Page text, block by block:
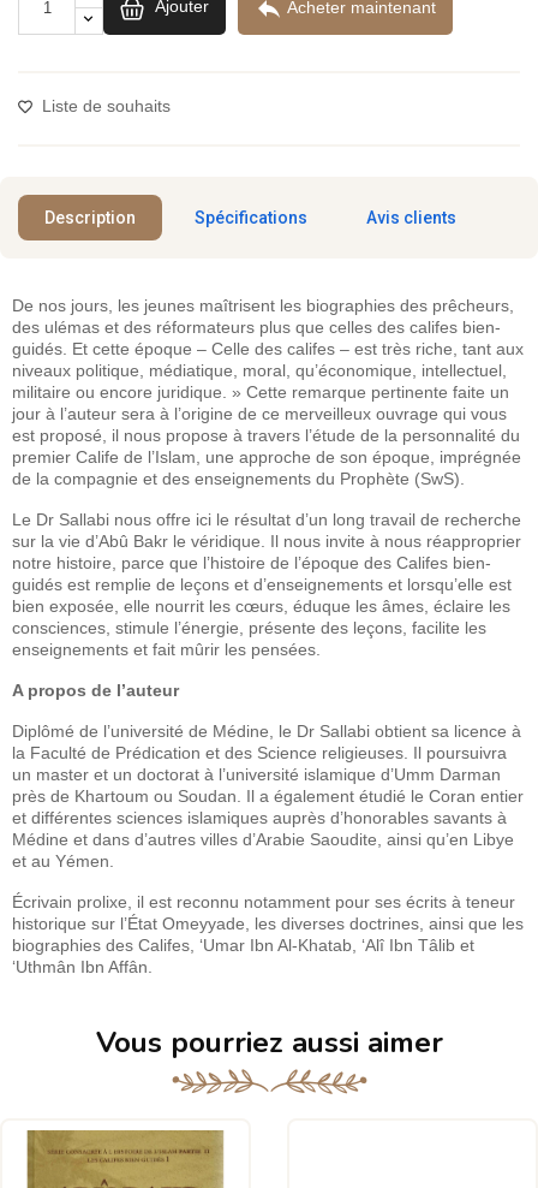
Ajouter  Acheter maintenant
Liste de souhaits
Description Spécifications Avis clients
De nos jours, les jeunes maîtrisent les biographies des prêcheurs,
des ulémas et des réformateurs plus que celles des califes bien-
guidés. Et cette époque – Celle des califes – est très riche, tant aux
niveaux politique, médiatique, moral, qu’économique, intellectuel,
militaire ou encore juridique. » Cette remarque pertinente faite un
jour à l’auteur sera à l’origine de ce merveilleux ouvrage qui vous
est proposé, il nous propose à travers l’étude de la personnalité du
premier Calife de l’Islam, une approche de son époque, imprégnée
de la compagnie et des enseignements du Prophète (SwS).
Le Dr Sallabi nous offre ici le résultat d’un long travail de recherche
sur la vie d’Abû Bakr le véridique. Il nous invite à nous réapproprier
notre histoire, parce que l’histoire de l’époque des Califes bien-
guidés est remplie de leçons et d’enseignements et lorsqu’elle est
bien exposée, elle nourrit les cœurs, éduque les âmes, éclaire les
consciences, stimule l’énergie, présente des leçons, facilite les
enseignements et fait mûrir les pensées.
A propos de l’auteur
Diplômé de l’université de Médine, le Dr Sallabi obtient sa licence à
la Faculté de Prédication et des Science religieuses. Il poursuivra
un master et un doctorat à l’université islamique d’Umm Darman
près de Khartoum ou Soudan. Il a également étudié le Coran entier
et différentes sciences islamiques auprès d’honorables savants à
Médine et dans d’autres villes d’Arabie Saoudite, ainsi qu’en Libye
et au Yémen.
Écrivain prolixe, il est reconnu notamment pour ses écrits à teneur
historique sur l’État Omeyyade, les diverses doctrines, ainsi que les
biographies des Califes, ‘Umar Ibn Al-Khatab, ‘Alî Ibn Tâlib et
‘Uthmân Ibn Affân.
Vous pourriez aussi aimer